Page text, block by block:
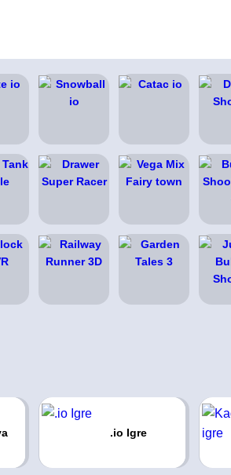
.io Igre